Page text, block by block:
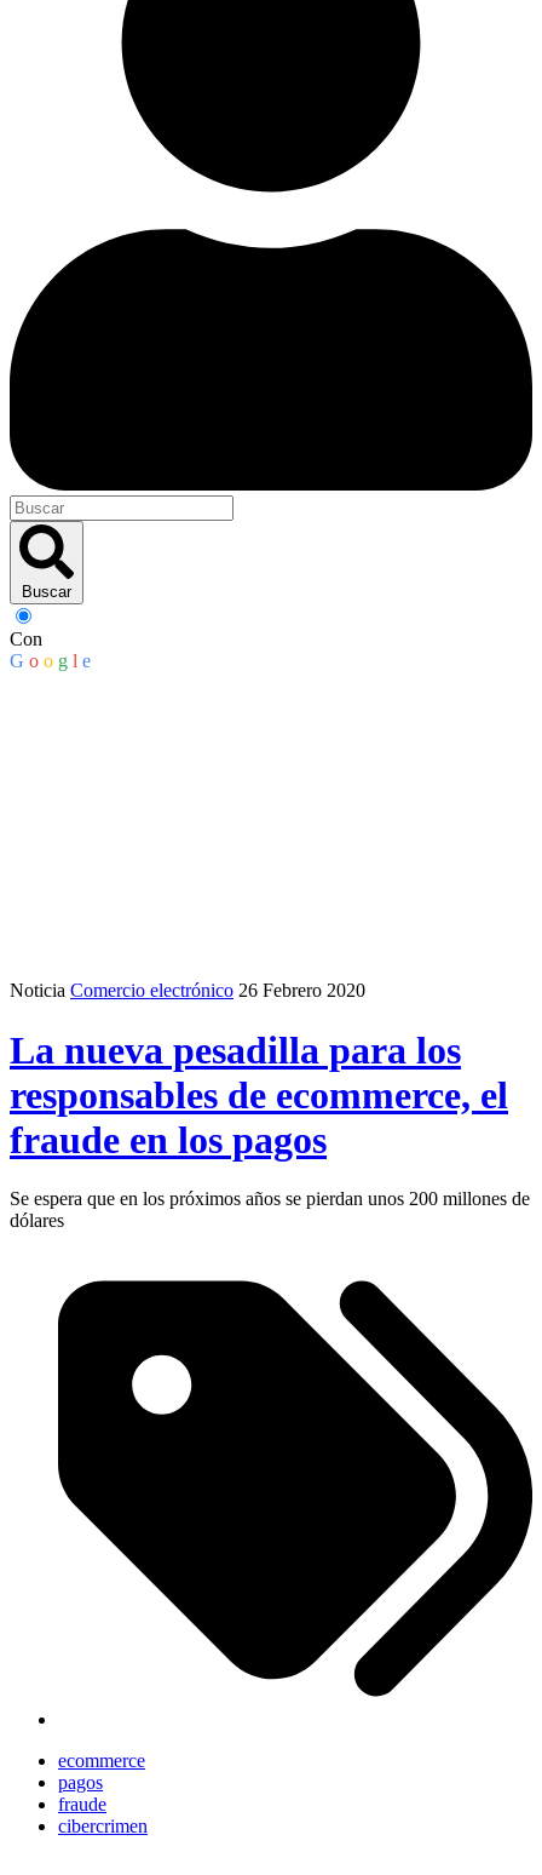
Buscar
Con
G o o g l e
Noticia Comercio electrónico 26 Febrero 2020
La nueva pesadilla para los
responsables de ecommerce, el
fraude en los pagos
Se espera que en los próximos años se pierdan unos 200 millones de
dólares
ecommerce
pagos
fraude
cibercrimen